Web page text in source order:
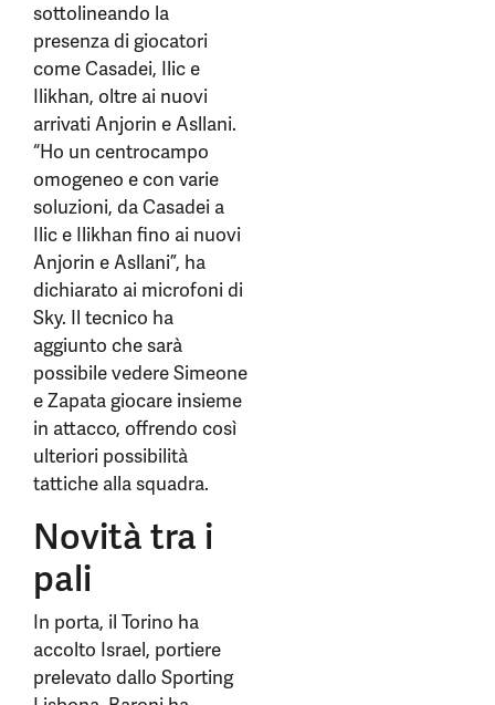
sottolineando la
presenza di giocatori
come Casadei, Ilic e
Ilikhan, oltre ai nuovi
arrivati Anjorin e Asllani.
“Ho un centrocampo
omogeneo e con varie
soluzioni, da Casadei a
Ilic e Ilikhan fino ai nuovi
Anjorin e Asllani”, ha
dichiarato ai microfoni di
Sky. Il tecnico ha
aggiunto che sarà
possibile vedere Simeone
e Zapata giocare insieme
in attacco, offrendo così
ulteriori possibilità
tattiche alla squadra.
Novità tra i
pali
In porta, il Torino ha
accolto Israel, portiere
prelevato dallo Sporting